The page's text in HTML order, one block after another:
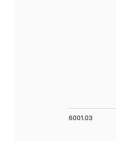
6001.03